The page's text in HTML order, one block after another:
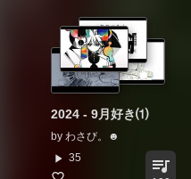
2024 - 9月好き⑴
by わさび。☻
play_arrow 35 queue_music